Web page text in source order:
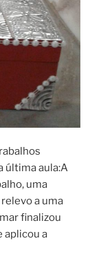
última aula:A
uma
a uma
finalizou
aplicou a